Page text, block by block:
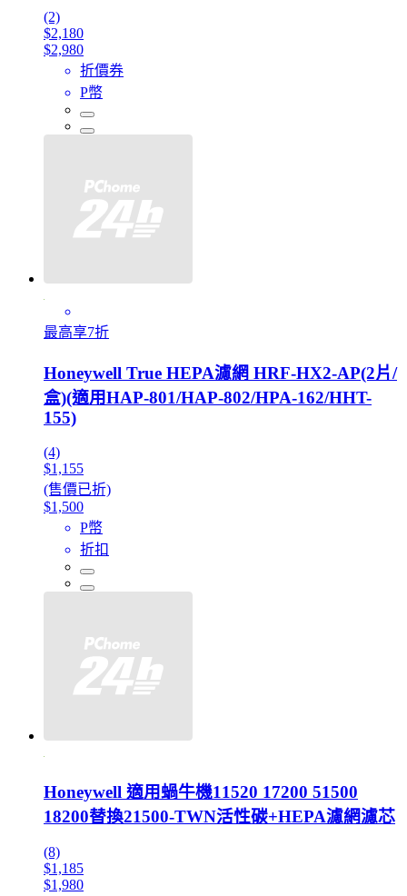
(2)
$2,180
$2,980
折價券
P幣
最高享7折
Honeywell True HEPA濾網 HRF-HX2-AP(2片/
盒)(適用HAP-801/HAP-802/HPA-162/HHT-
155)
(4)
$1,155
(售價已折)
$1,500
P幣
折扣
Honeywell 適用蝸牛機11520 17200 51500
18200替換21500-TWN活性碳+HEPA濾網濾芯
(8)
$1,185
$1,980